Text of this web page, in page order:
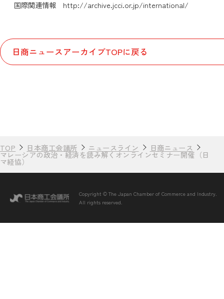
国際関連情報 http://archive.jcci.or.jp/international/
日商ニュースアーカイブTOPに戻る
TOP 日本商工会議所 ニュースライン 日商ニュース
マレーシアの政治・経済を読み解くオンラインセミナー開催（日
マ経協）
Copyright © The Japan Chamber of Commerce and Industry.
All rights reserved.